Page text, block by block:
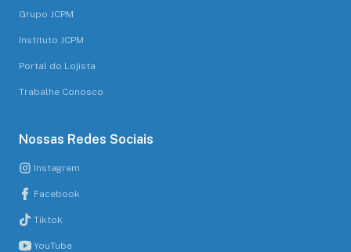
Grupo JCPM
Instituto JCPM
Portal do Lojista
Trabalhe Conosco
Nossas Redes Sociais
Instagram
Facebook
Tiktok
YouTube